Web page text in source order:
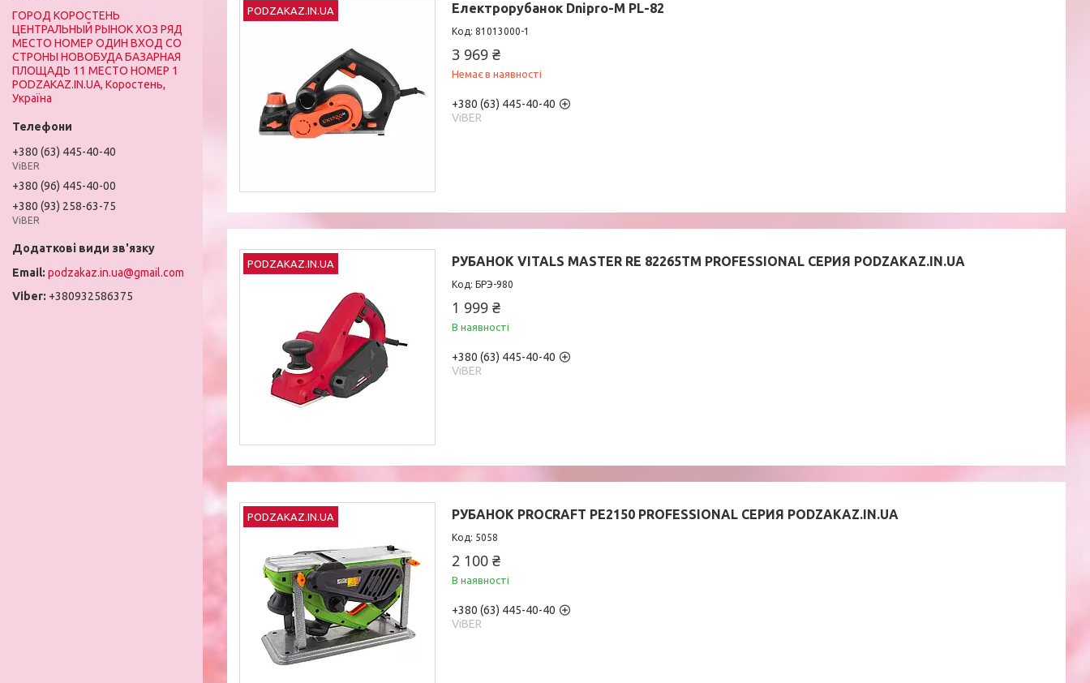
PODZAKAZ.IN.UA Електрорубанок Dnipro-M PL-82
81013000-1
3 969 ₴
Немає в наявності
+380 (63) 445-40-40
ViBER
PODZAKAZ.IN.UA РУБАНОК VITALS MASTER RE 82265TM PROFESSIONAL СЕРИЯ PODZAKAZ.IN.UA
БРЭ-980
1 999 ₴
В наявності
+380 (63) 445-40-40
ViBER
PODZAKAZ.IN.UA РУБАНОК PROCRAFT PE2150 PROFESSIONAL СЕРИЯ PODZAKAZ.IN.UA
5058
2 100 ₴
В наявності
+380 (63) 445-40-40
ViBER
ГОРОД КОРОСТЕНЬ
ЦЕНТРАЛЬНЫЙ РЫНОК ХОЗ РЯД
МЕСТО НОМЕР ОДИН ВХОД СО
СТРОНЫ НОВОБУДА БАЗАРНАЯ
ПЛОЩАДЬ 11 МЕСТО НОМЕР 1
PODZAKAZ.IN.UA, Коростень,
Україна
+380 (63) 445-40-40
ViBER
+380 (96) 445-40-00
+380 (93) 258-63-75
ViBER
podzakaz.in.ua@gmail.com
+380932586375